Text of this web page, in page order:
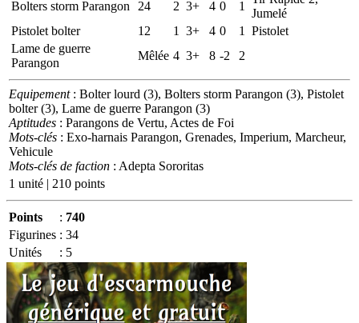
Bolters storm Parangon
24 2 3+ 4 0 1
Jumelé
Pistolet bolter
12 1 3+ 4 0 1
Pistolet
Lame de guerre
Parangon
Mêlée 4 3+ 8 -2 2
Equipement: Bolter lourd (3), Bolters storm Parangon (3), Pistolet
bolter (3), Lame de guerre Parangon (3)
Aptitudes : Parangons de Vertu, Actes de Foi
Mots-clés : Exo-harnais Parangon, Grenades, Imperium, Marcheur,
Vehicule
Mots-clés de faction : Adepta Sororitas
1 unité | 210 points
Points : 740
Figurines : 34
Unités
: 5